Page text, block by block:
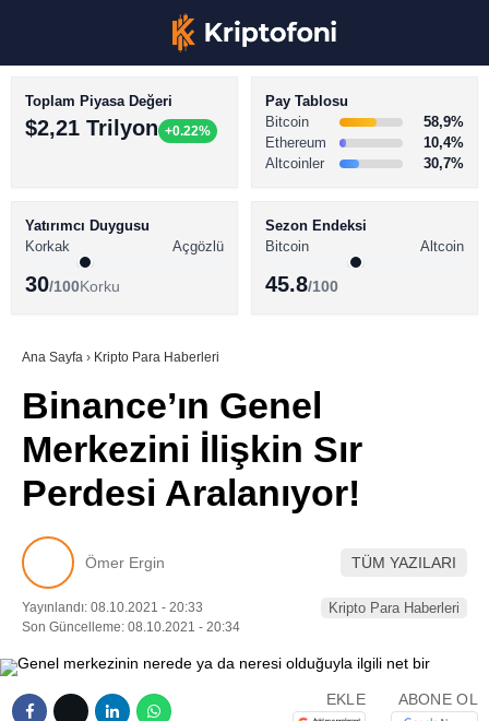
TikTok
BİTCOİN HABERLERİ
ALTCOİN HABERLERİ
SÖZLÜK
Toplam Piyasa Değeri
$2,21 Trilyon +0.22%
Pay Tablosu
Bitcoin
58,9%
Ethereum
10,4%
Altcoinler
30,7%
Yatırımcı Duygusu
Korkak
Açgözlü
30/100Korku
Sezon Endeksi
Bitcoin
Altcoin
45.8/100
Ana Sayfa › Kripto Para Haberleri
Binance’ın Genel
Merkezini İlişkin Sır
Perdesi Aralanıyor!
Ömer Ergin TÜM YAZILARI
Yayınlandı: 08.10.2021 - 20:33
Son Güncelleme: 08.10.2021 - 20:34
Kripto Para Haberleri
EKLE ABONE OL